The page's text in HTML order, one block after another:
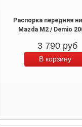
Распорка передняя
Mazda M2 / Demio
3 790 руб